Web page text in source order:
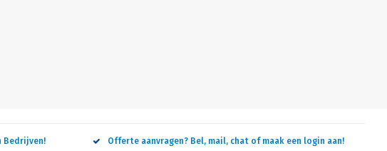
Bedrijven! Offerte aanvragen? Bel, mail, chat of maak een login aan!